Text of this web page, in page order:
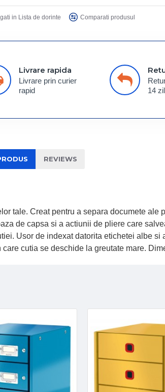
in Lista de dorinte Comparati produsul
Livrare rapida
Livrare prin curier
rapid
14
REVIEWS
tale. Creat pentru a separa documete ale
de capsa si a actiunii de pliere care
Usor de indexat datorita etichetei albe
cutia se deschide la greutate mare.